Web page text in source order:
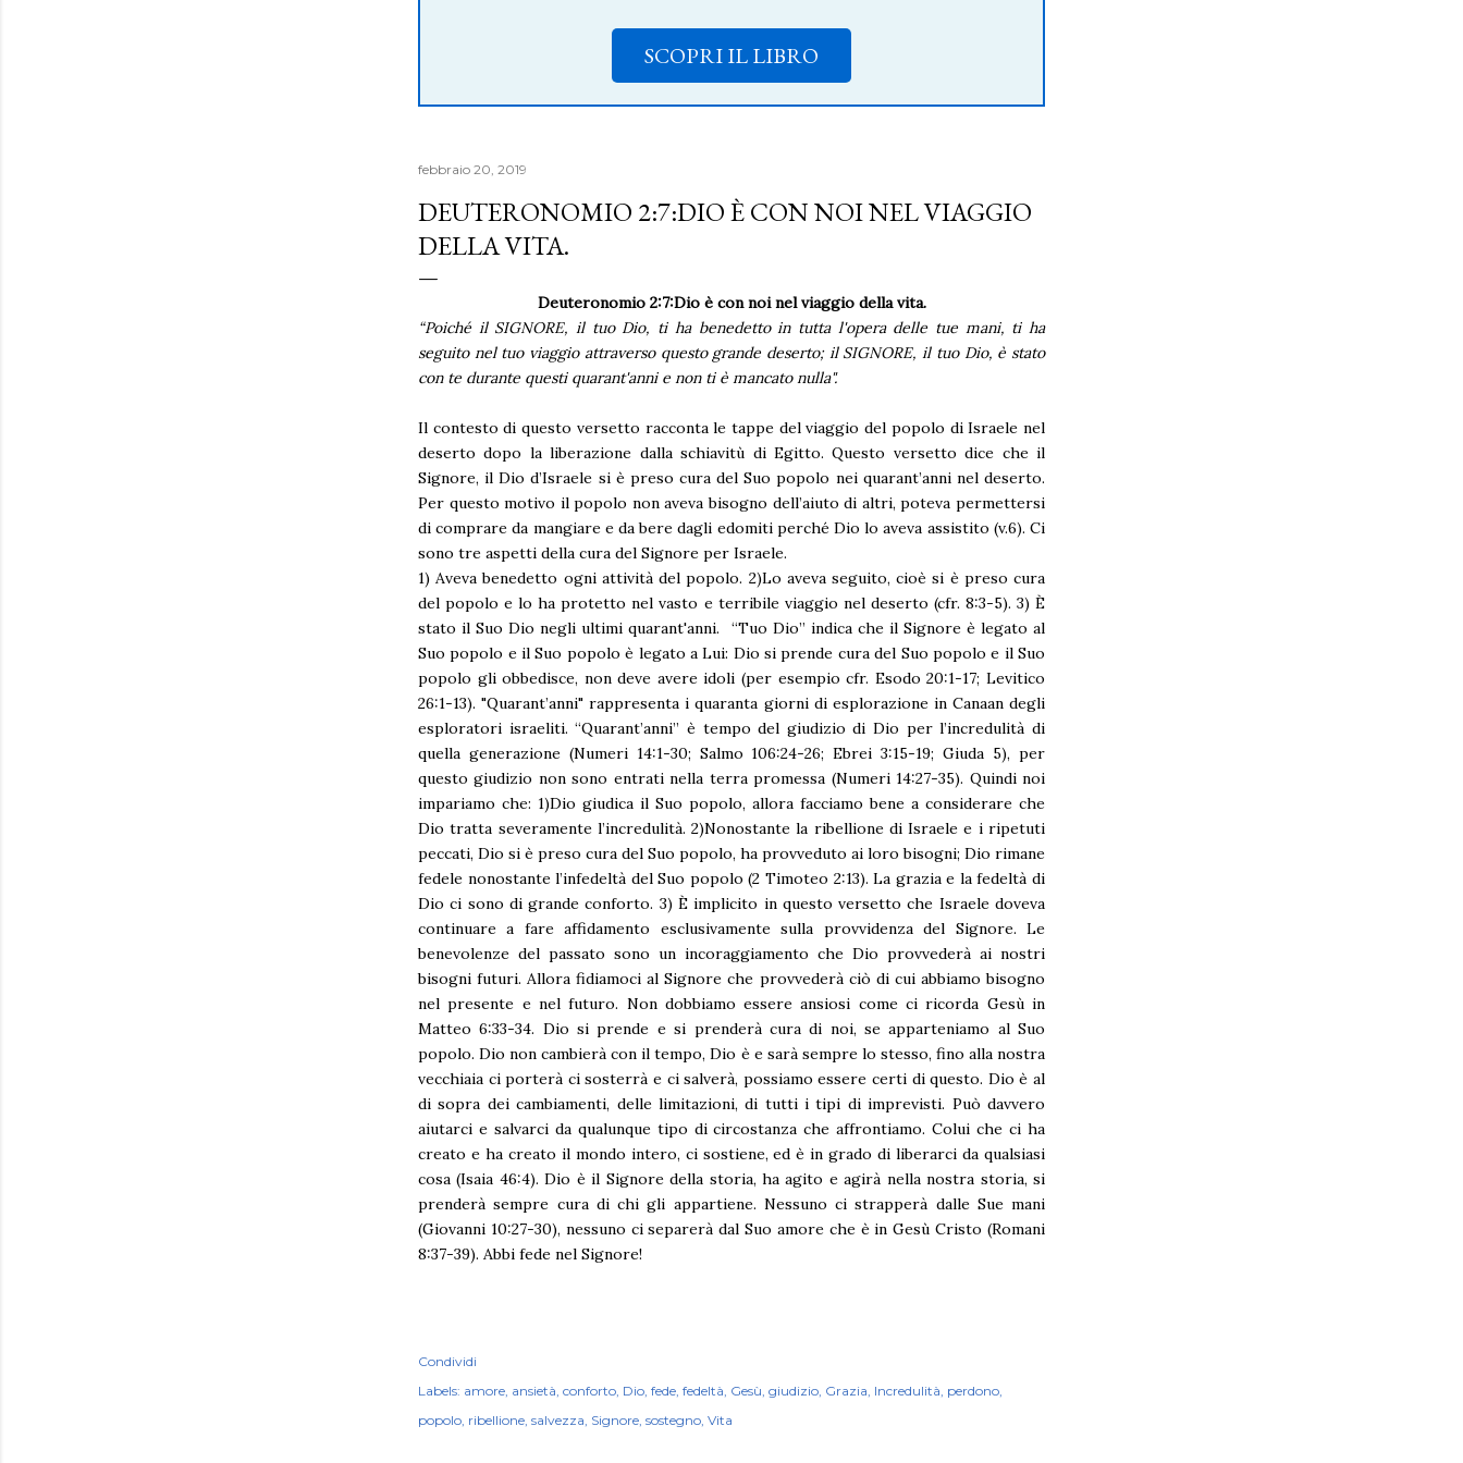
SCOPRI IL LIBRO
febbraio 20, 2019
DEUTERONOMIO 2:7:DIO È CON NOI NEL VIAGGIO
DELLA VITA.
Deuteronomio 2:7:Dio è con noi nel viaggio della vita.
“Poiché il SIGNORE, il tuo Dio, ti ha benedetto in tutta l'opera delle tue mani, ti ha
seguito nel tuo viaggio attraverso questo grande deserto; il SIGNORE, il tuo Dio, è stato
con te durante questi quarant'anni e non ti è mancato nulla".
Il contesto di questo versetto racconta le tappe del viaggio del popolo di Israele nel
deserto dopo la liberazione dalla schiavitù di Egitto. Questo versetto dice che il
Signore, il Dio d’Israele si è preso cura del Suo popolo nei quarant’anni nel deserto.
Per questo motivo il popolo non aveva bisogno dell’aiuto di altri, poteva permettersi
di comprare da mangiare e da bere dagli edomiti perché Dio lo aveva assistito (v.6). Ci
sono tre aspetti della cura del Signore per Israele.
1) Aveva benedetto ogni attività del popolo. 2)Lo aveva seguito, cioè si è preso cura
del popolo e lo ha protetto nel vasto e terribile viaggio nel deserto (cfr. 8:3-5). 3) È
stato il Suo Dio negli ultimi quarant'anni. “Tuo Dio” indica che il Signore è legato al
Suo popolo e il Suo popolo è legato a Lui: Dio si prende cura del Suo popolo e il Suo
popolo gli obbedisce, non deve avere idoli (per esempio cfr. Esodo 20:1-17; Levitico
26:1-13). "Quarant’anni" rappresenta i quaranta giorni di esplorazione in Canaan degli
esploratori israeliti. “Quarant’anni” è tempo del giudizio di Dio per l’incredulità di
quella generazione (Numeri 14:1-30; Salmo 106:24-26; Ebrei 3:15-19; Giuda 5), per
questo giudizio non sono entrati nella terra promessa (Numeri 14:27-35). Quindi noi
impariamo che: 1)Dio giudica il Suo popolo, allora facciamo bene a considerare che
Dio tratta severamente l’incredulità. 2)Nonostante la ribellione di Israele e i ripetuti
peccati, Dio si è preso cura del Suo popolo, ha provveduto ai loro bisogni; Dio rimane
fedele nonostante l’infedeltà del Suo popolo (2 Timoteo 2:13). La grazia e la fedeltà di
Dio ci sono di grande conforto. 3) È implicito in questo versetto che Israele doveva
continuare a fare affidamento esclusivamente sulla provvidenza del Signore. Le
benevolenze del passato sono un incoraggiamento che Dio provvederà ai nostri
bisogni futuri. Allora fidiamoci al Signore che provvederà ciò di cui abbiamo bisogno
nel presente e nel futuro. Non dobbiamo essere ansiosi come ci ricorda Gesù in
Matteo 6:33-34. Dio si prende e si prenderà cura di noi, se apparteniamo al Suo
popolo. Dio non cambierà con il tempo, Dio è e sarà sempre lo stesso, fino alla nostra
vecchiaia ci porterà ci sosterrà e ci salverà, possiamo essere certi di questo. Dio è al
di sopra dei cambiamenti, delle limitazioni, di tutti i tipi di imprevisti. Può davvero
aiutarci e salvarci da qualunque tipo di circostanza che affrontiamo. Colui che ci ha
creato e ha creato il mondo intero, ci sostiene, ed è in grado di liberarci da qualsiasi
cosa (Isaia 46:4). Dio è il Signore della storia, ha agito e agirà nella nostra storia, si
prenderà sempre cura di chi gli appartiene. Nessuno ci strapperà dalle Sue mani
(Giovanni 10:27-30), nessuno ci separerà dal Suo amore che è in Gesù Cristo (Romani
8:37-39). Abbi fede nel Signore!
Condividi
Labels: amore ansietà conforto Dio fede fedeltà Gesù giudizio Grazia Incredulità perdono
popolo ribellione salvezza Signore sostegno Vita